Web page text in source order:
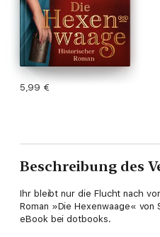
5,99 €
Beschreibung des
Ihr bleibt nur die Flucht nach
Roman »Die Hexenwaage«
eBook bei dotbooks.